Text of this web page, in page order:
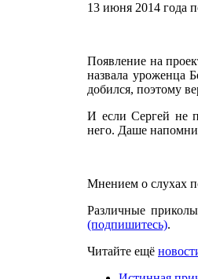
13 июня 2014 года
Появление на
назвала уроженца
добился, поэтому
И если Сергей не
него. Даше
Мнением о слухах
Различные
(подпишитесь).
Читайте ещё